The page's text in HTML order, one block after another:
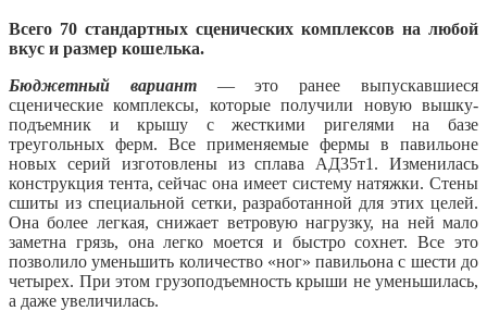
Всего 70 стандартных сценических комплексов на любой
вкус и размер кошелька.
Бюджетный вариант— это ранее выпускавшиеся
сценические комплексы, которые получили новую вышку-
подъемник и крышу с жесткими ригелями на базе
треугольных ферм. Все применяемые фермы в павильоне
новых серий изготовлены из сплава АД35т1. Изменилась
конструкция тента, сейчас она имеет систему натяжки. Стены
сшиты из специальной сетки, разработанной для этих целей.
Она более легкая, снижает ветровую нагрузку, на ней мало
заметна грязь, она легко моется и быстро сохнет. Все это
позволило уменьшить количество «ног» павильона с шести до
четырех. При этом грузоподъемность крыши не уменьшилась,
а даже увеличилась.